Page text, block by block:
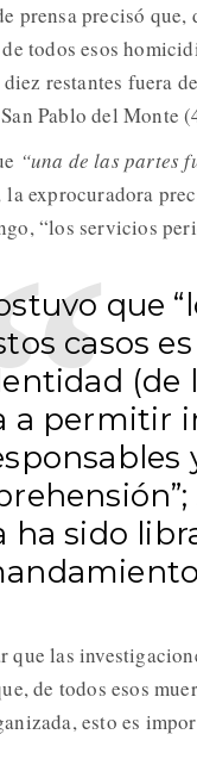
prensa precisó
todos esos
restantes fuera
Pablo del Monte
“una de las partes
la exprocuradora
“los servicios
que
casos
(de
a permitir
ha sido
que las
de todos esos
esto es